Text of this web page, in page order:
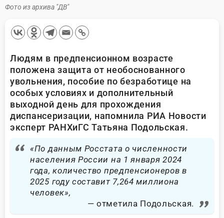
Фото из архива "ДВ"
Людям в предпенсионном возрасте
положена защита от необоснованного
увольнения, пособие по безработице на
особых условиях и дополнительный
выходной день для прохождения
диспансеризации, напомнила РИА Новости
эксперт РАНХиГС Татьяна Подольская.
«По данным Росстата о численности
населения России на 1 января 2024
года, количество предпенсионеров в
2025 году составит 7,264 миллиона
человек»,
отметила Подольская.